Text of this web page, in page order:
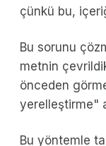
çünkü bu,
Bu sorunu
metnin
önceden
yerelleştirme"
Bu yöntemle